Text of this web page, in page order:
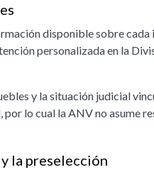
disponible sobre cada
personalizada en la
y la situación judicial
lo cual la ANV no asume
la preselección